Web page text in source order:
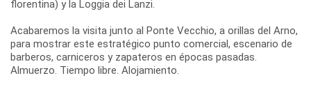
florentina) y la Loggia dei Lanzi.
Acabaremos la visita junto al Ponte Vecchio, a orillas del Arno,
para mostrar este estratégico punto comercial, escenario de
barberos, carniceros y zapateros en épocas pasadas.